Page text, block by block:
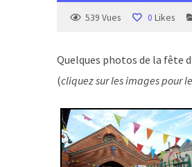
539 Vues 0 Likes
Quelques photos de la fête
(cliquez sur les images pour